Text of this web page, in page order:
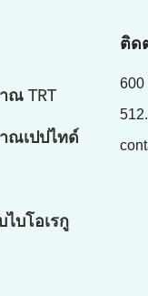
ณ TRT
ณเปปไทด์
บโอเรกู
ติด
600